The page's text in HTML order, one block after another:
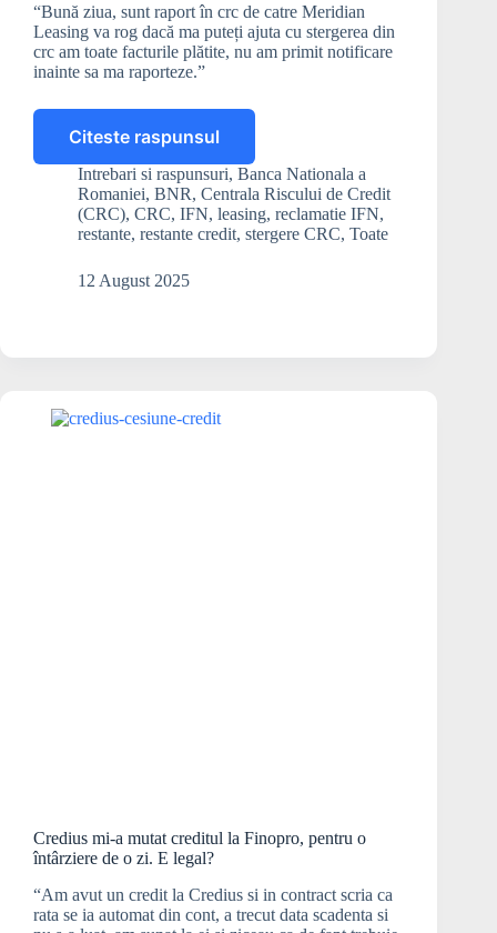
“Bună ziua, sunt raport în crc de catre Meridian
Leasing va rog dacă ma puteți ajuta cu stergerea din
crc am toate facturile plătite, nu am primit notificare
inainte sa ma raporteze.”
Citeste raspunsul
Cum
pot
face
ștergerea
din
dacă
Leasing?
Intrebari si raspunsuri, Banca Nationala a
Romaniei, BNR, Centrala Riscului de Credit
(CRC), CRC, IFN, leasing, reclamatie IFN,
restante, restante credit, stergere CRC, Toate
12 August 2025
Credius mi-a mutat creditul la Finopro, pentru o
întârziere de o zi. E legal?
“Am avut un credit la Credius si in contract scria ca
rata se ia automat din cont, a trecut data scadenta si